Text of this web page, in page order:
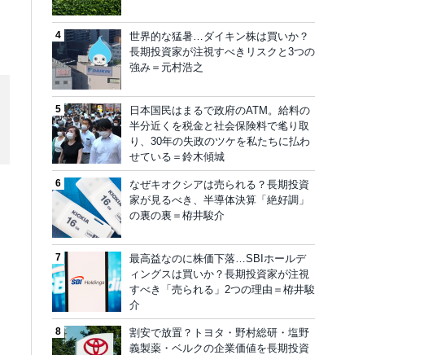
世界的な猛暑…ダイキン株は買いか？
長期投資家が注視すべきリスクと3つの
強み＝元村浩之
日本国民はまるで政府のATM。給料の
半分近くを税金と社会保険料で毟り取
り、30年の失政のツケを私たちに払わ
せている＝鈴木傾城
なぜキオクシアは売られる？長期投資
家が見るべき、半導体決算「絶好調」
の裏の裏＝栫井駿介
最高益なのに株価下落…SBIホールデ
ィングスは買いか？長期投資家が注視
すべき「売られる」2つの理由＝栫井駿
介
割安で放置？トヨタ・野村総研・塩野
義製薬・ベルクの企業価値を長期投資